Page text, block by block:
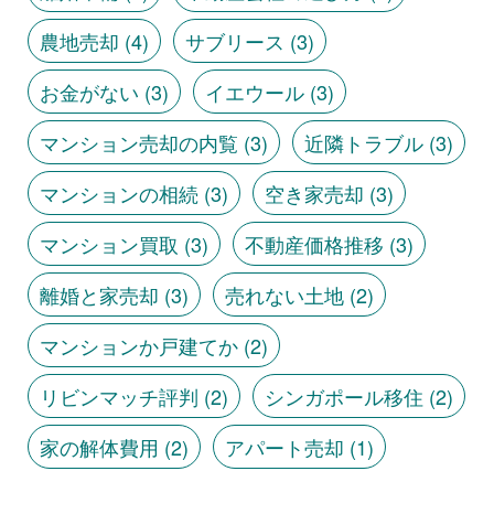
農地売却 (4) サブリース (3)
お金がない (3) イエウール(3)
マンション売却の内覧 (3) 近隣トラブル(3)
マンションの相続(3) 空き家売却 (3)
マンション買取 (3) 不動産価格推移 (3)
離婚と家売却 (3) 売れない土地(2)
マンションか戸建てか(2)
リビンマッチ評判 (2) シンガポール移住 (2)
家の解体費用 (2) アパート売却 (1)